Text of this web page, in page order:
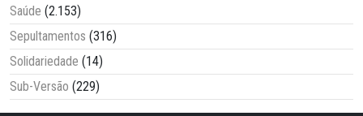
Saúde (2.153)
Sepultamentos (316)
Solidariedade (14)
Sub-Versão (229)